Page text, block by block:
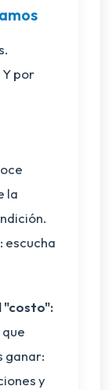
por
la
escucha
"costo":
ganar:
y